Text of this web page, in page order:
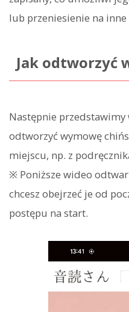
lub przeniesienie na
Jak odtworzyć
Następnie
odtworzyć wymowę
miejscu, np. z
※ Poniższe wideo
chcesz obejrzeć je od
postępu na start.